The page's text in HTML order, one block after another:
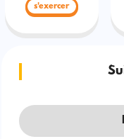
s'exercer